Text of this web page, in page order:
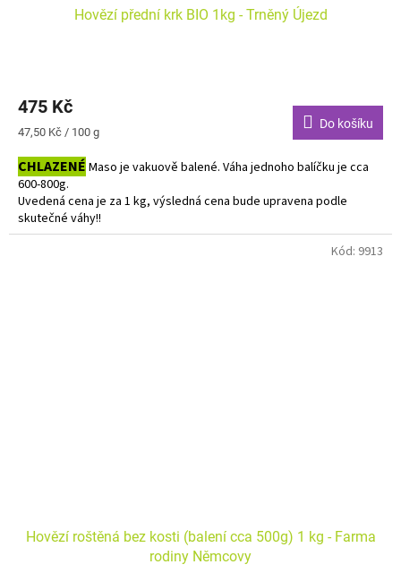
Hovězí přední krk BIO 1kg - Trněný Újezd
475 Kč
Měrná
47,50 Kč / 100 g
Do košíku
CHLAZENÉ Maso je vakuově balené. Váha jednoho balíčku je cca
600-800g.
Uvedená cena je za 1 kg, výsledná cena bude upravena podle
skutečné váhy!!
Do košíku vkládejte počet balení.
Hovězí roštěná bez kosti (balení cca 500g) 1 kg - Farma
rodiny Němcovy
Kód: 9913